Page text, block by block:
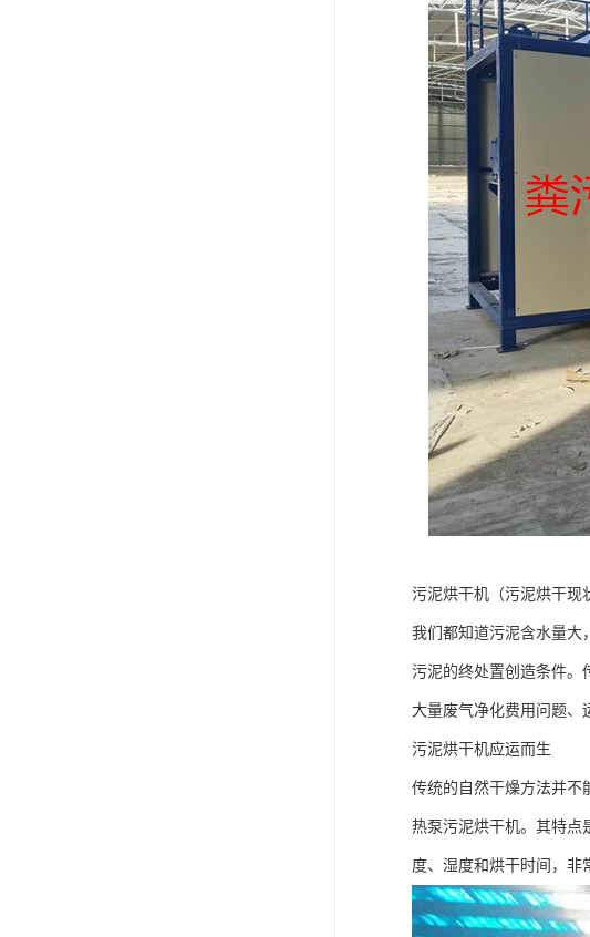
污泥烘干机（污泥烘干现
我们都知道污泥含水量大
污泥的终处置创造条件。
大量废气净化费用问题、
污泥烘干机应运而生
传统的自然干燥方法并
热泵污泥烘干机。其特点
度、湿度和烘干时间，非